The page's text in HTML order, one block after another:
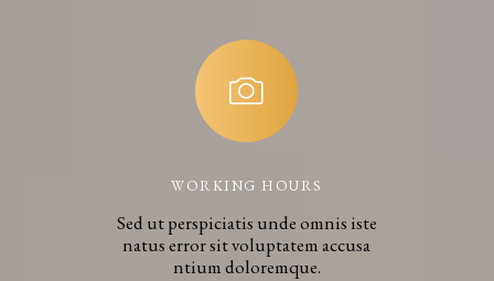
WORKING HOURS
Sed ut perspiciatis unde omnis iste
natus error sit voluptatem accusa
ntium doloremque.